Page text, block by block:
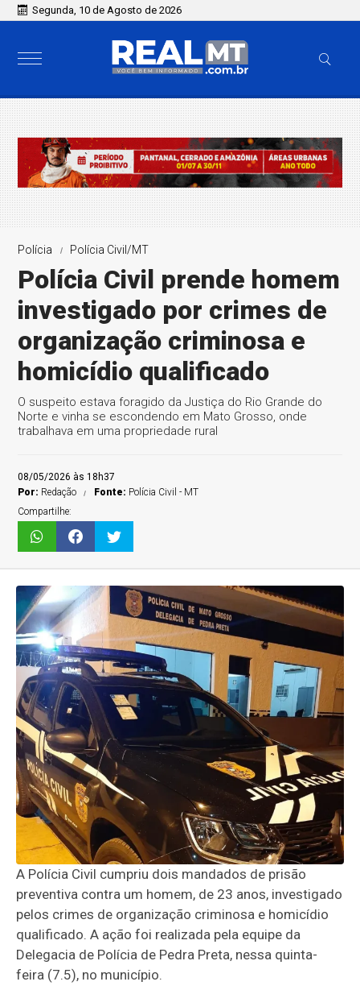
Segunda, 10 de Agosto de 2026
Polícia Polícia Civil/MT
Polícia Civil prende homem
investigado por crimes de
organização criminosa e
homicídio qualificado
O suspeito estava foragido da Justiça do Rio Grande do
Norte e vinha se escondendo em Mato Grosso, onde
trabalhava em uma propriedade rural
08/05/2026 às 18h37
Por: Redação Fonte: Polícia Civil - MT
Compartilhe:
A Polícia Civil cumpriu dois mandados de prisão
preventiva contra um homem, de 23 anos, investigado
pelos crimes de organização criminosa e homicídio
qualificado. A ação foi realizada pela equipe da
Delegacia de Polícia de Pedra Preta, nessa quinta-
feira (7.5), no município.